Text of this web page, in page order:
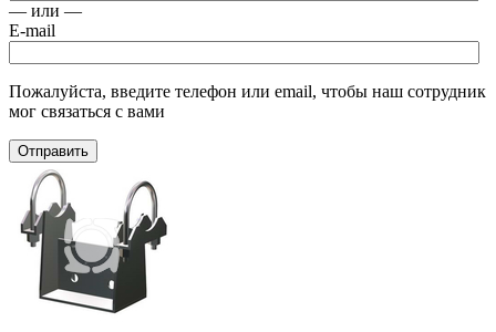
— или —
E-mail
Пожалуйста, введите телефон или email, чтобы наш сотрудник
мог связаться с вами
Отправить